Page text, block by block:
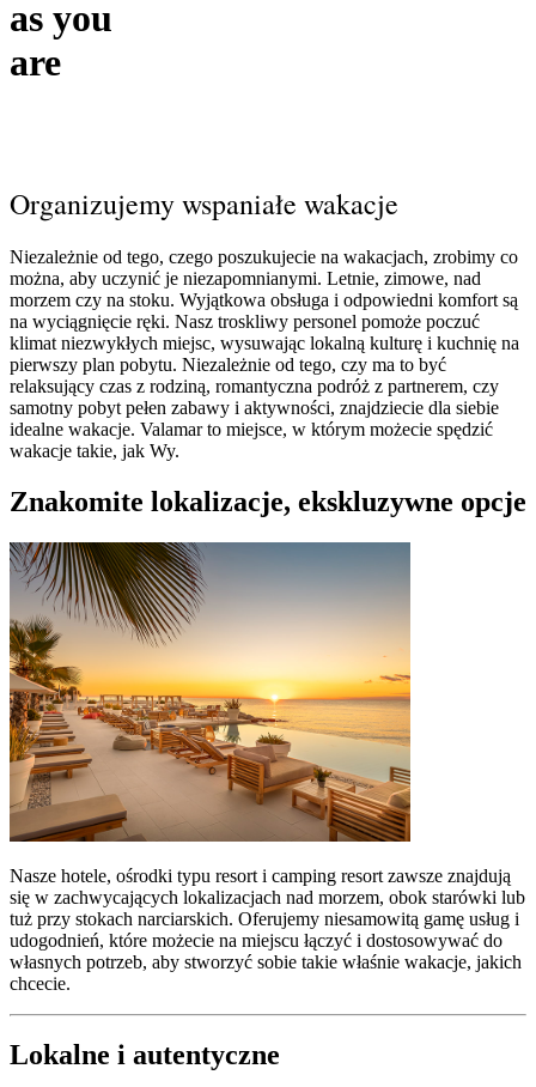
as you
are
Organizujemy wspaniałe wakacje
Niezależnie od tego, czego poszukujecie na wakacjach, zrobimy co
można, aby uczynić je niezapomnianymi. Letnie, zimowe, nad
morzem czy na stoku. Wyjątkowa obsługa i odpowiedni komfort są
na wyciągnięcie ręki. Nasz troskliwy personel pomoże poczuć
klimat niezwykłych miejsc, wysuwając lokalną kulturę i kuchnię na
pierwszy plan pobytu. Niezależnie od tego, czy ma to być
relaksujący czas z rodziną, romantyczna podróż z partnerem, czy
samotny pobyt pełen zabawy i aktywności, znajdziecie dla siebie
idealne wakacje. Valamar to miejsce, w którym możecie spędzić
wakacje takie, jak Wy.
Znakomite lokalizacje, ekskluzywne opcje
Nasze hotele, ośrodki typu resort i camping resort zawsze znajdują
się w zachwycających lokalizacjach nad morzem, obok starówki lub
tuż przy stokach narciarskich. Oferujemy niesamowitą gamę usług i
udogodnień, które możecie na miejscu łączyć i dostosowywać do
własnych potrzeb, aby stworzyć sobie takie właśnie wakacje, jakich
chcecie.
Lokalne i autentyczne